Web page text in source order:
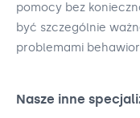
pomocy bez
być szczególnie
problemami
Nasze inne